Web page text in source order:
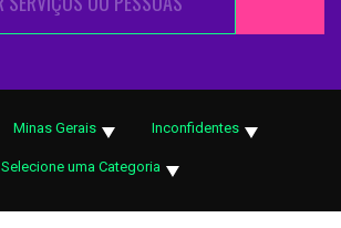
Minas Gerais Inconfidentes
Selecione uma Categoria